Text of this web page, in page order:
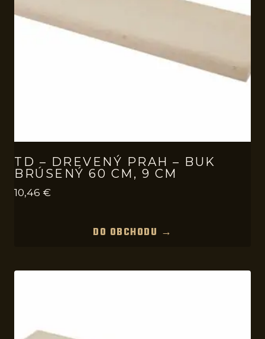
TD – DREVENÝ PRAH – BUK
BRÚSENÝ 60 CM, 9 CM
10,46 €
DO OBCHODU →